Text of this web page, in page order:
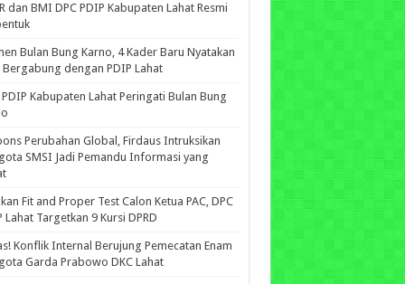
dan BMI DPC PDIP Kabupaten Lahat Resmi
Bulan Bung Karno, 4 Kader Baru Nyatakan
Bergabung dengan PDIP Lahat
PDIP Kabupaten Lahat Peringati Bulan Bung
Perubahan Global, Firdaus Intruksikan
SMSI Jadi Pemandu Informasi yang
Fit and Proper Test Calon Ketua PAC, DPC
Lahat Targetkan 9 Kursi DPRD
Konflik Internal Berujung Pemecatan Enam
Garda Prabowo DKC Lahat